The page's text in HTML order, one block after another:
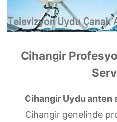
Cihangir
Cihangir Uydu anten
Cihangir genelinde